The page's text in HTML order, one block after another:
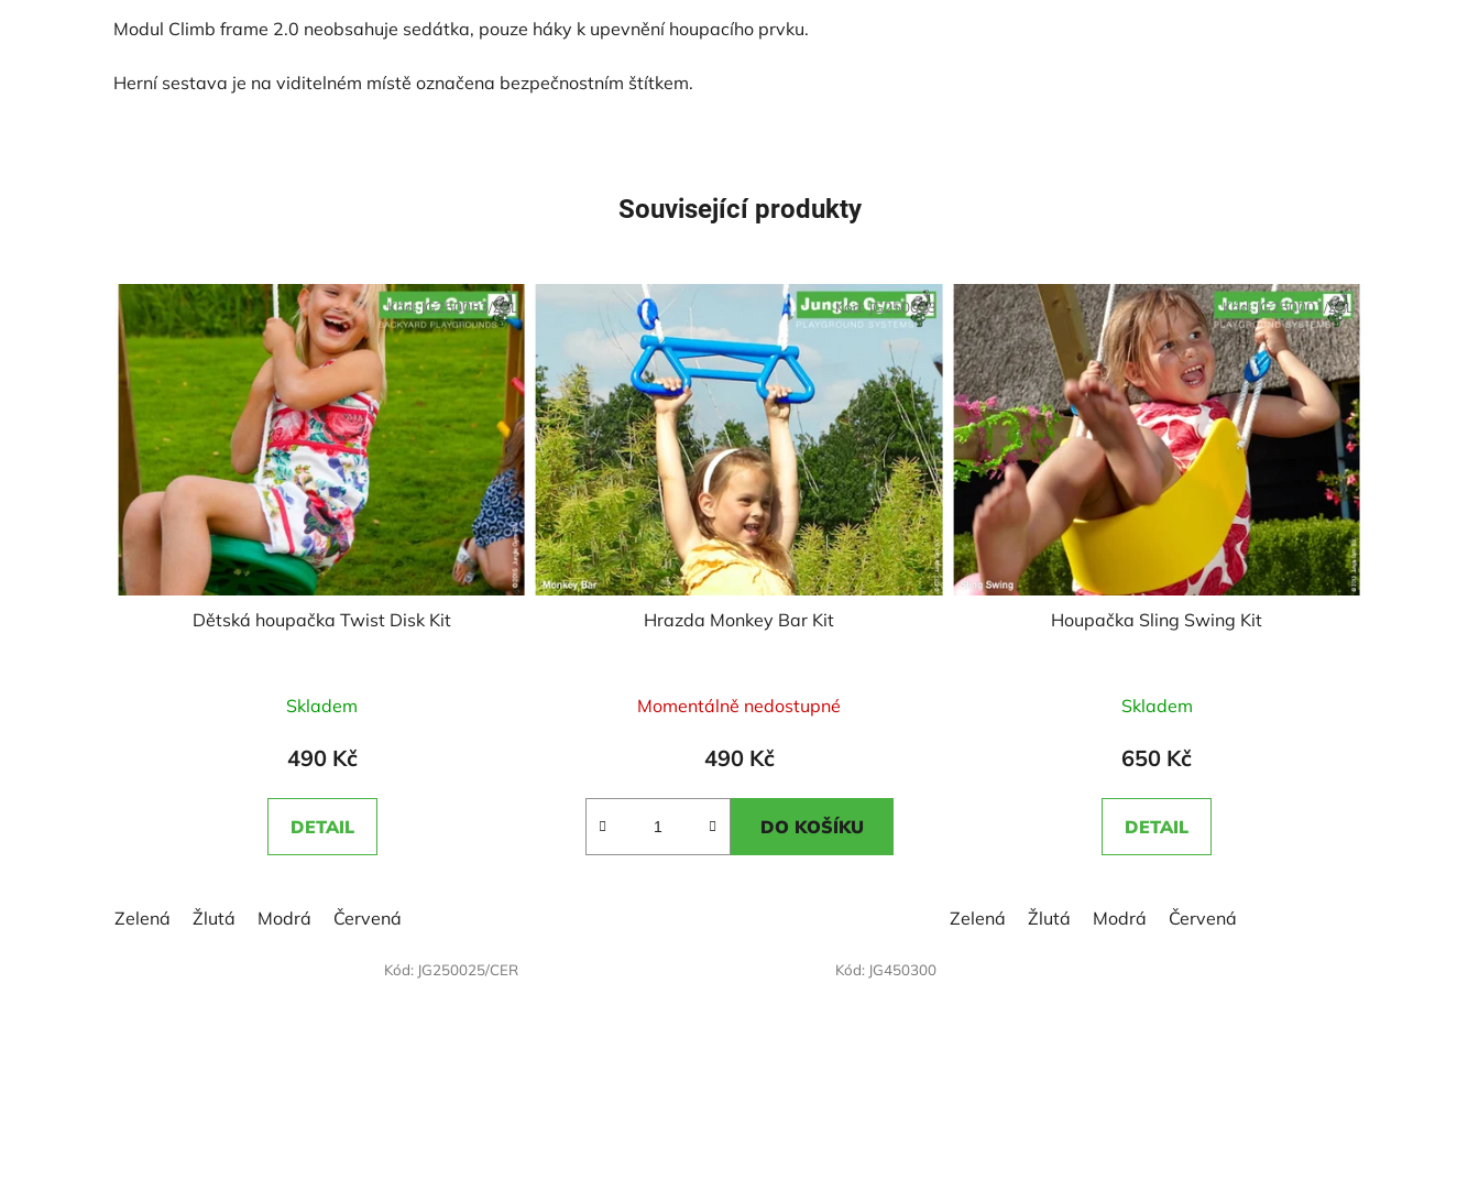
Modul Climb frame 2.0 neobsahuje sedátka, pouze háky k upevnění houpacího prvku.
Herní sestava je na viditelném místě označena bezpečnostním štítkem.
Související produkty
Dětská houpačka Twist Disk Kit
hodnocení
produktu
5,0
z
Skladem
490 Kč
DETAIL
Zelená Žlutá Modrá Červená
Kód:JG250053/ZEL
Hrazda Monkey Bar Kit
hodnocení
produktu
Momentálně nedostupné
490 Kč
DO KOŠÍKU
Kód:JG250013
Houpačka Sling Swing Kit
hodnocení
produktu
5,0
z
Skladem
650 Kč
DETAIL
Zelená Žlutá Modrá Červená
Kód:JG250001/ZEL
Kód: JG250025/CER Kód: JG450300